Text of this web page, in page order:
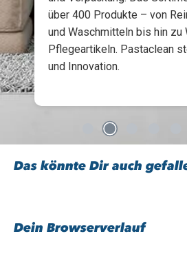
1x Spezial Küchen &
1x Sprühkopf
Mach Schluss mit Keimen in deiner
Desinfektion hält alles sauber &
über 400 Produkte – von
und Waschmitteln bis hin zu
Pflegeartikeln. Pastaclean
und Innovation.
Das könnte Dir auch
Dein Browserverlauf